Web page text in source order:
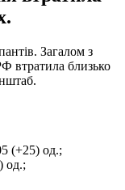
Загалом з
втратила близько
(+25) од.;
од.;